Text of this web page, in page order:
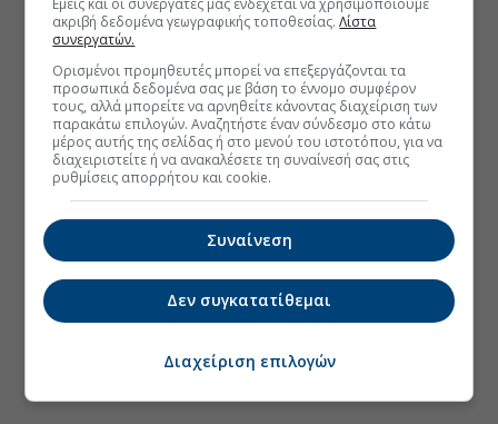
Εμείς και οι συνεργάτες μας ενδέχεται να χρησιμοποιούμε
ακριβή δεδομένα γεωγραφικής τοποθεσίας.Λίστα
συνεργατών.
Ορισμένοι προμηθευτές μπορεί να επεξεργάζονται τα
προσωπικά δεδομένα σας με βάση το έννομο συμφέρον
τους, αλλά μπορείτε να αρνηθείτε κάνοντας διαχείριση των
παρακάτω επιλογών. Αναζητήστε έναν σύνδεσμο στο κάτω
μέρος αυτής της σελίδας ή στο μενού του ιστοτόπου, για να
διαχειριστείτε ή να ανακαλέσετε τη συναίνεσή σας στις
ρυθμίσεις απορρήτου και cookie.
Συναίνεση
Δεν συγκατατίθεμαι
Διαχείριση επιλογών